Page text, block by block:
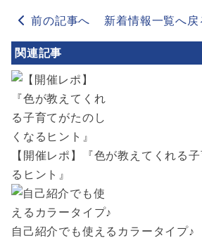
前の記事へ 新着情報一覧へ戻
関連記事
【開催レポ】『色が教えてくれる
るヒント』
自己紹介でも使えるカラータイプ♪